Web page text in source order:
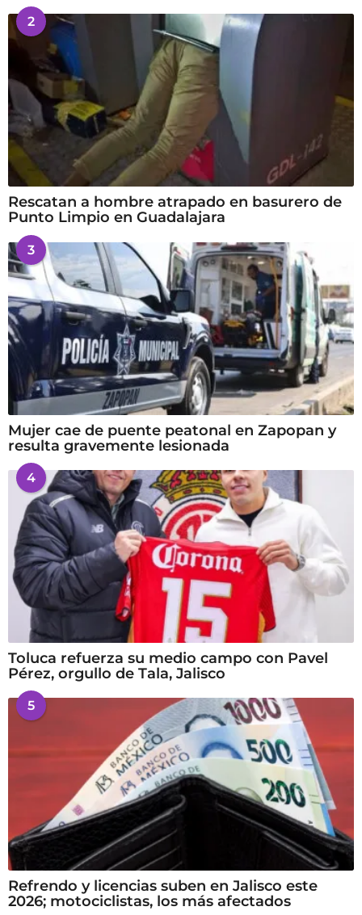
2
Rescatan a hombre atrapado en basurero de
Punto Limpio en Guadalajara
3
Mujer cae de puente peatonal en Zapopan y
resulta gravemente lesionada
4
Toluca refuerza su medio campo con Pavel
Pérez, orgullo de Tala, Jalisco
5
Refrendo y licencias suben en Jalisco este
2026; motociclistas, los más afectados